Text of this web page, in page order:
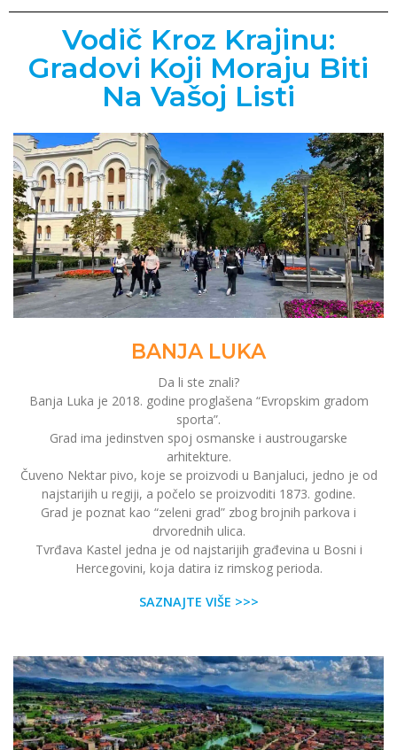
Vodič Kroz Krajinu:
Gradovi Koji Moraju Biti
Na Vašoj Listi
BANJA LUKA
Da li ste znali?
Banja Luka je 2018. godine proglašena “Evropskim gradom
sporta”.
Grad ima jedinstven spoj osmanske i austrougarske
arhitekture.
Čuveno Nektar pivo, koje se proizvodi u Banjaluci, jedno je od
najstarijih u regiji, a počelo se proizvoditi 1873. godine.
Grad je poznat kao “zeleni grad” zbog brojnih parkova i
drvorednih ulica.
Tvrđava Kastel jedna je od najstarijih građevina u Bosni i
Hercegovini, koja datira iz rimskog perioda.
SAZNAJTE VIŠE >>>